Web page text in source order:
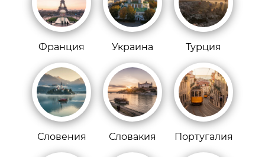
Франция Украина Турция
Словения Словакия Португалия